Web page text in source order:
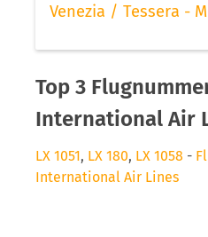
Venezia / Tessera -
Top 3
International Air
LX 1051, LX 180, LX 1058 -
International Air Lines